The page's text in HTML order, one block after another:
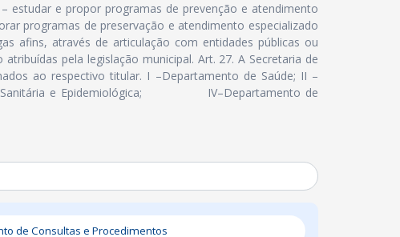
estudar e propor programas de prevenção e atendimento
programas de preservação e atendimento especializado
afins, através de articulação com entidades públicas ou
pela legislação municipal. Art. 27. A Secretaria de
ao respectivo titular. I –Departamento de Saúde; II –
Sanitária e Epidemiológica; IV–Departamento de
de Consultas e Procedimentos